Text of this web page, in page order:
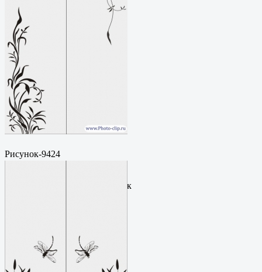
Рисунок-9424
руб.Метки: векторный рисунок